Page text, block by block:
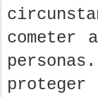
cometer
proteger